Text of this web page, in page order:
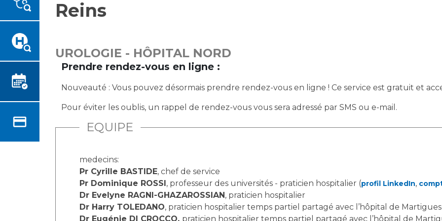
Vous accompagnez, vous
Vous avez un examen
d'imagerie ou de radiologie à
réaliser
Vous avez une analyse à
Vous venez en consultation
myaphm, votre espace
santé en ligne
Vivre ensemble à l'hôpital
Culture à l'hôpital
Mouvement Parcours
Handicap 13
Maladies rares Lieu de
Emplois paramédicaux
Espace Formation
Étudiants hospitaliers
médico-techniques
Emplois divers
Statuts
Chercheurs
La recherche clinique à l'AP-
Adresser un patient
Adresser un examen au
Médicale
Adresser un examen au
Laboratoire d'Infectiologie
Centres de référence
Documents
Reins
UROLOGIE - HÔPITAL NORD
Prendre rendez-vous en ligne :
Nouveauté : Vous pouvez désormais prendre rendez-vous en ligne ! Ce service est gratuit et
Pour éviter les oublis, un rappel de rendez-vous vous sera adressé par SMS ou e-mail.
EQUIPE
medecins:
Pr Cyrille BASTIDE, chef de service
Pr Dominique ROSSI, professeur des universités - praticien hospitalier (profil LinkedIn,
Dr Evelyne RAGNI-GHAZAROSSIAN, praticien hospitalier
Dr Harry TOLEDANO, praticien hospitalier temps partiel partagé avec l’hôpital de Martigues
Dr Eugénie DI CROCCO, praticien hospitalier temps partiel partagé avec l’hôpital de